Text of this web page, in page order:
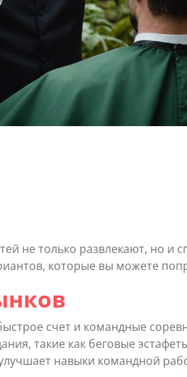
не только развлекают, но и
которые вы можете
счет и командные
такие как беговые
навыки командной